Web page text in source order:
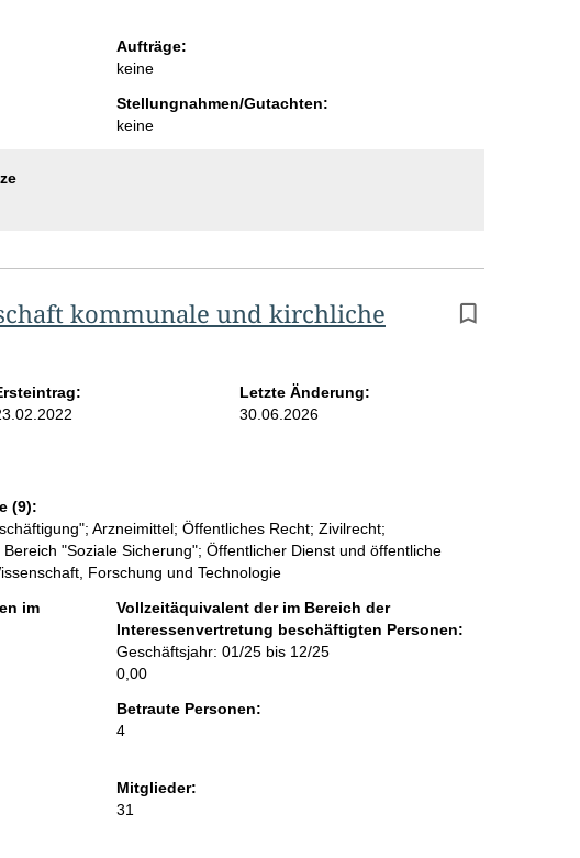
Aufträge:
keine
Stellungnahmen/Gutachten:
keine
kommunale und kirchliche
Letzte Änderung:
30.06.2026
(9):
Arzneimittel; Öffentliches Recht; Zivilrecht;
"Soziale Sicherung"; Öffentlicher Dienst und öffentliche
Forschung und Technologie
im
Vollzeitäquivalent der im Bereich der
Interessenvertretung beschäftigten Personen:
Geschäftsjahr: 01/25 bis 12/25
0,00
Betraute Personen:
4
Mitglieder:
31